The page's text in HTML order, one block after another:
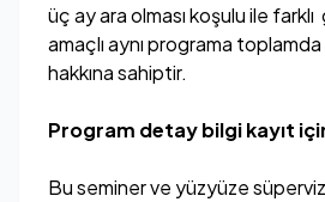
üç ay ara olması koşulu ile
amaçlı aynı programa
hakkına sahiptir.
Program detay bilgi kayıt
Bu seminer ve yüzyüze